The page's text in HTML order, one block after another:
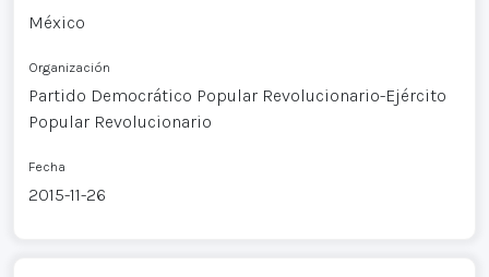
México
Organización
Partido Democrático Popular Revolucionario-Ejército
Popular Revolucionario
Fecha
2015-11-26